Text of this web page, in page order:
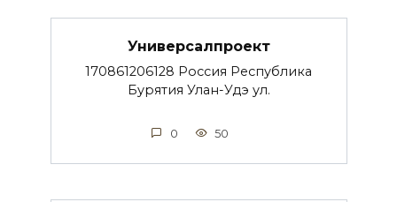
Универсалпроект
170861206128 Россия Республика
Бурятия Улан-Удэ ул.
0 50